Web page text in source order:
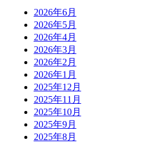
2026年6月
2026年5月
2026年4月
2026年3月
2026年2月
2026年1月
2025年12月
2025年11月
2025年10月
2025年9月
2025年8月